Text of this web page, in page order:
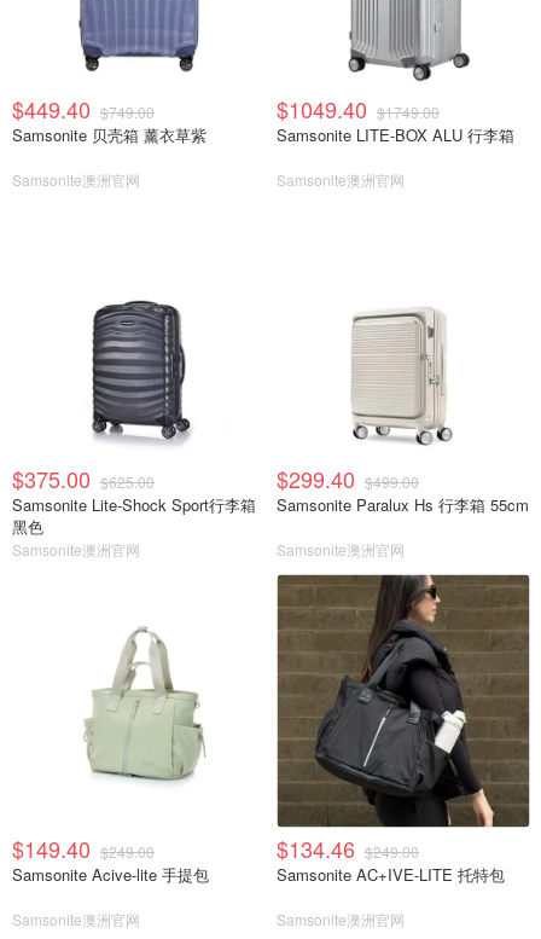
$449.40 $749.00
Samsonite 贝壳箱 薰衣草紫
Samsonite澳洲官网
$1049.40 $1749.00
Samsonite LITE-BOX ALU 行李箱
Samsonite澳洲官网
$375.00 $625.00
Samsonite Lite-Shock Sport行李箱
黑色
Samsonite澳洲官网
$299.40 $499.00
Samsonite Paralux Hs 行李箱 55cm
Samsonite澳洲官网
$149.40 $249.00
Samsonite Acive-lite 手提包
Samsonite澳洲官网
$134.46 $249.00
Samsonite AC+IVE-LITE 托特包
Samsonite澳洲官网